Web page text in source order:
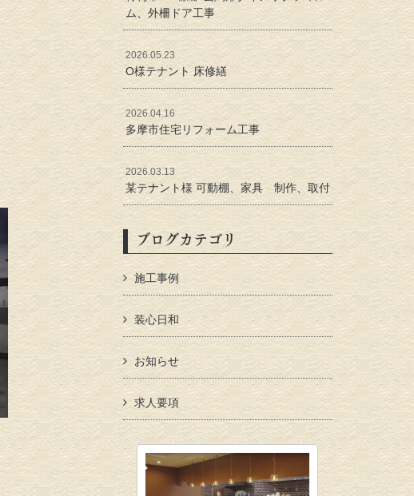
ム、外柵ドア工事
2026.05.23
O様テナント 床修繕
2026.04.16
多摩市住宅リフォーム工事
2026.03.13
某テナント様 可動棚、家具 制作、取付
ブログカテゴリ
施工事例
装心日和
お知らせ
求人要項